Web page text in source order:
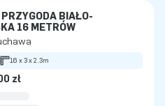
BIAŁO-
16 METRÓW
16 x 3 x 2.3m
zł